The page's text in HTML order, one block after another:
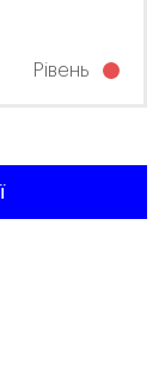
Рівень